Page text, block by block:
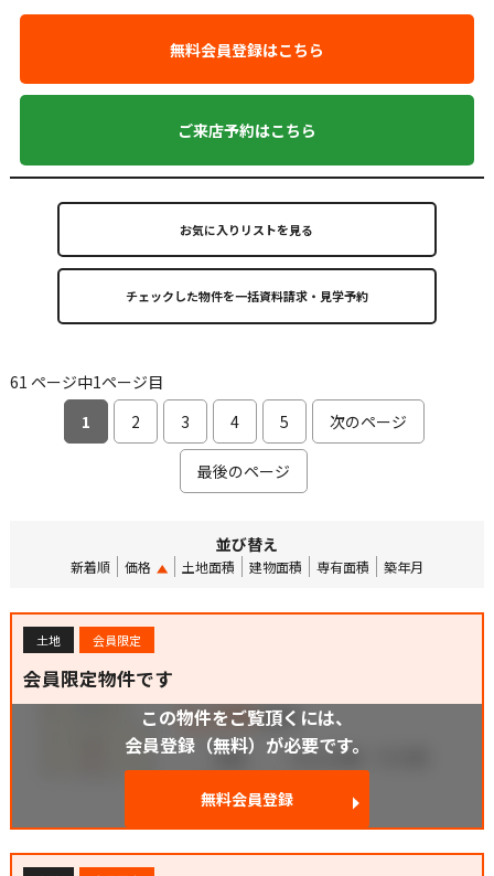
無料会員登録はこちら
ご来店予約はこちら
お気に入りリストを見る
61 ページ中1ページ目
1
2 3 4 5 次のページ
最後のページ
並び替え
新着順 価格 土地面積 建物面積 専有面積 築年月
土地 会員限定
会員限定物件です
この物件をご覧頂くには、
会員登録（無料）が必要です。
無料会員登録